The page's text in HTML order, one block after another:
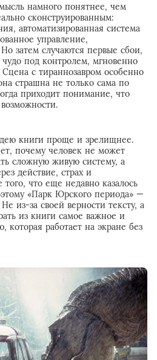
намного понятнее, чем
сконструированным:
автоматизированная система
управление,
затем случаются первые сбои,
под контролем, мгновенно
с тираннозавром особенно
страшна не только сама по
приходит понимание, что
книги проще и зрелищнее.
почему человек не может
сложную живую систему, а
действие, страх и
что еще недавно казалось
«Парк Юрского периода» —
из-за своей верности тексту, а
из книги самое важное и
которая работает на экране без